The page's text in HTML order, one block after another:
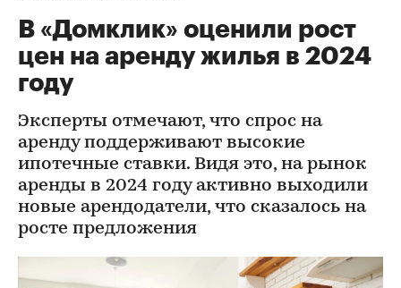
В «Домклик» оценили рост
цен на аренду жилья в 2024
году
Эксперты отмечают, что спрос на
аренду поддерживают высокие
ипотечные ставки. Видя это, на рынок
аренды в 2024 году активно выходили
новые арендодатели, что сказалось на
росте предложения